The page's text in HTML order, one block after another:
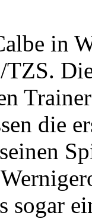
in
die
sogar